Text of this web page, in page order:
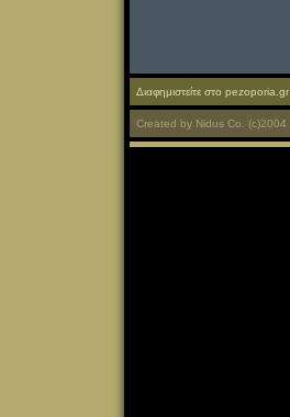
Διαφημιστείτε στο pezoporia.gr
Created by Nidus Co. (c)2004